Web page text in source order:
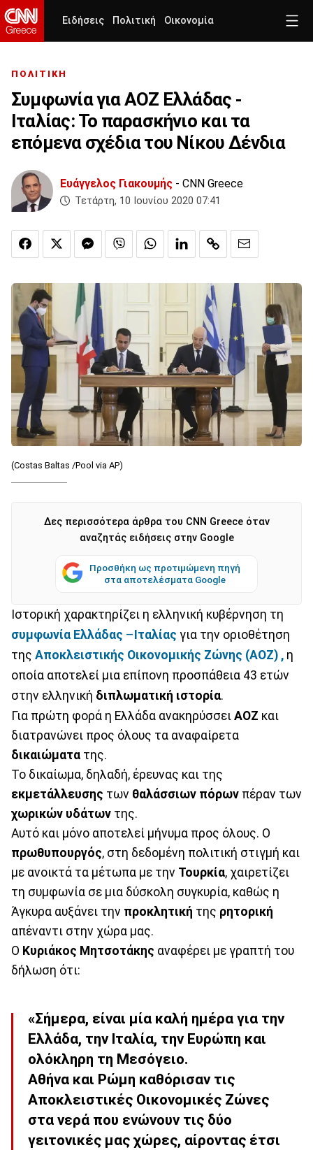
Ειδήσεις Πολιτική Οικονομία
ΠΟΛΙΤΙΚΗ
Συμφωνία για ΑΟΖ Ελλάδας -
Ιταλίας: Το παρασκήνιο και τα
επόμενα σχέδια του Νίκου Δένδια
Ευάγγελος Γιακουμής - CNN Greece
Τετάρτη, 10 Ιουνίου 2020 07:41
(Costas Baltas /Pool via AP)
Δες περισσότερα άρθρα του CNN Greece όταν
αναζητάς ειδήσεις στην Google
Προσθήκη ως προτιμώμενη πηγή
στα αποτελέσματα Google
Ιστορική χαρακτηρίζει η ελληνική κυβέρνηση τη
συμφωνία Ελλάδας –Ιταλίας για την οριοθέτηση
της Αποκλειστικής Οικονομικής Ζώνης (ΑΟΖ) , η
οποία αποτελεί μια επίπονη προσπάθεια 43 ετών
στην ελληνική διπλωματική ιστορία.
Για πρώτη φορά η Ελλάδα ανακηρύσσει ΑΟΖ και
διατρανώνει προς όλους τα αναφαίρετα
δικαιώματα της.
Το δικαίωμα, δηλαδή, έρευνας και της
εκμετάλλευσης των θαλάσσιων πόρων πέραν των
χωρικών υδάτων της.
Αυτό και μόνο αποτελεί μήνυμα προς όλους. Ο
πρωθυπουργός, στη δεδομένη πολιτική στιγμή και
με ανοικτά τα μέτωπα με την Τουρκία, χαιρετίζει
τη συμφωνία σε μια δύσκολη συγκυρία, καθώς η
Άγκυρα αυξάνει την προκλητική της ρητορική
απέναντι στην χώρα μας.
Ο Κυριάκος Μητσοτάκης αναφέρει με γραπτή του
δήλωση ότι:
«Σήμερα, είναι μία καλή ημέρα για την
Ελλάδα, την Ιταλία, την Ευρώπη και
ολόκληρη τη Μεσόγειο.
Αθήνα και Ρώμη καθόρισαν τις
Αποκλειστικές Οικονομικές Ζώνες
στα νερά που ενώνουν τις δύο
γειτονικές μας χώρες, αίροντας έτσι